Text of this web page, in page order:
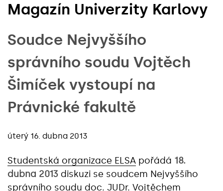
Magazín Univerzity Karlovy
Soudce Nejvyššího
správního soudu Vojtěch
Šimíček vystoupí na
Právnické fakultě
úterý 16. dubna 2013
Studentská organizace ELSA pořádá 18.
dubna 2013 diskuzi se soudcem Nejvyššího
správního soudu doc. JUDr. Vojtěchem